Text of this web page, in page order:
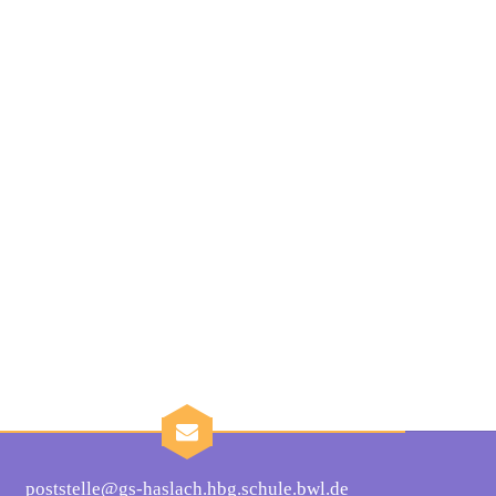
poststelle@gs-haslach.hbg.schule.bwl.de